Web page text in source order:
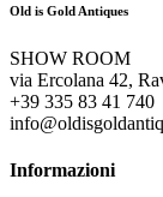
Old is Gold Antiques
SHOW ROOM
via Ercolana 42,
+39 335 83 41 740
Informazioni